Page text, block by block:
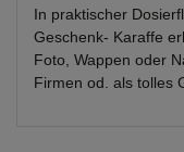
In praktischer
Geschenk- Karaffe
Foto, Wappen oder
Firmen od. als tolles